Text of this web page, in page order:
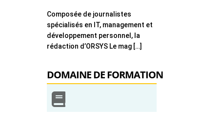
Composée de journalistes
spécialisés en IT, management et
développement personnel, la
rédaction d’ORSYS Le mag […]
DOMAINE DE FORMATION
